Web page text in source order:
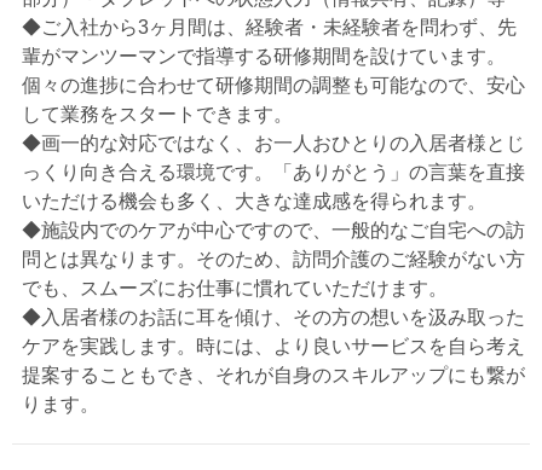
◆ご入社から3ヶ月間は、経験者・未経験者を問わず、先
輩がマンツーマンで指導する研修期間を設けています。
個々の進捗に合わせて研修期間の調整も可能なので、安心
して業務をスタートできます。
◆画一的な対応ではなく、お一人おひとりの入居者様とじ
っくり向き合える環境です。「ありがとう」の言葉を直接
いただける機会も多く、大きな達成感を得られます。
◆施設内でのケアが中心ですので、一般的なご自宅への訪
問とは異なります。そのため、訪問介護のご経験がない方
でも、スムーズにお仕事に慣れていただけます。
◆入居者様のお話に耳を傾け、その方の想いを汲み取った
ケアを実践します。時には、より良いサービスを自ら考え
提案することもでき、それが自身のスキルアップにも繋が
ります。